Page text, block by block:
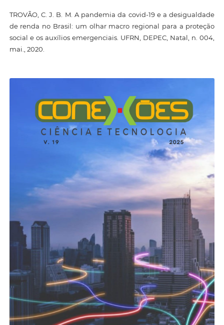
TROVÃO, C. J. B. M. A pandemia da covid-19 e a desigualdade
de renda no Brasil: um olhar macro regional para a proteção
social e os auxílios emergenciais. UFRN, DEPEC, Natal, n. 004,
mai., 2020.